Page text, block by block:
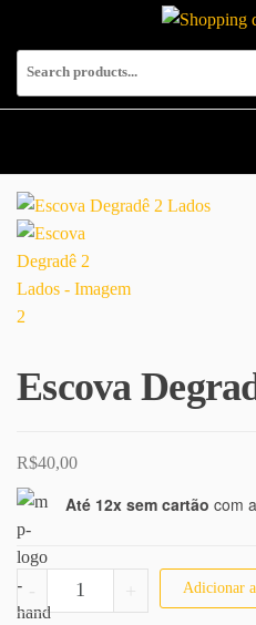
Shopping do
Escova
R$40,00
Até 12x sem cartão com
- Escova Degradê 2 Lados
Adicionar